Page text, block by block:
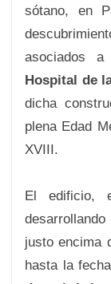
sótano, en
asociados a
Hospital de
dicha
plena Edad
XVIII.
El edificio,
justo encima
hasta la